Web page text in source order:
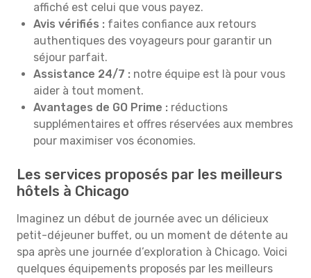
affiché est celui que vous payez.
Avis vérifiés : faites confiance aux retours
authentiques des voyageurs pour garantir un
séjour parfait.
Assistance 24/7 : notre équipe est là pour vous
aider à tout moment.
Avantages de GO Prime : réductions
supplémentaires et offres réservées aux membres
pour maximiser vos économies.
Les services proposés par les meilleurs
hôtels à Chicago
Imaginez un début de journée avec un délicieux
petit-déjeuner buffet, ou un moment de détente au
spa après une journée d’exploration à Chicago. Voici
quelques équipements proposés par les meilleurs